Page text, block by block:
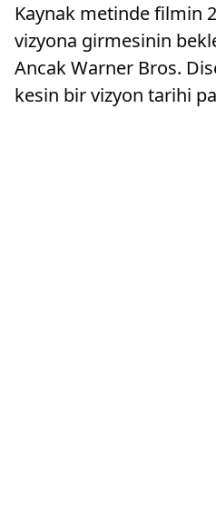
Kaynak metinde filmin
vizyona girmesinin
Ancak Warner Bros.
kesin bir vizyon tarihi